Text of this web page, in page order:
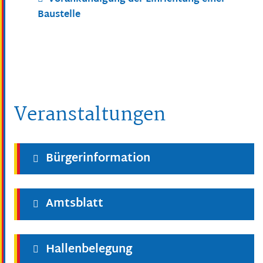
Baustelle
Veranstaltungen
Bürgerinformation
Amtsblatt
Hallenbelegung